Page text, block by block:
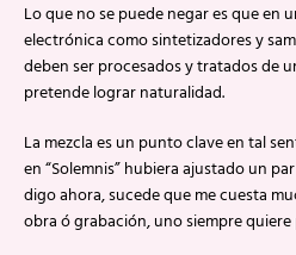
Lo que no se puede negar es que en
electrónica como sintetizadores y
deben ser procesados y tratados de
pretende lograr naturalidad.
La mezcla es un punto clave en tal
en “Solemnis” hubiera ajustado un
digo ahora, sucede que me cuesta
obra ó grabación, uno siempre quiere